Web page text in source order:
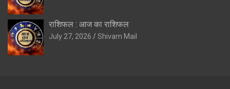
राशिफल : आज का राशिफल
July 27, 2026 Shivam Mail